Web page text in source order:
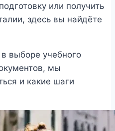
или получить
здесь вы найдёте
выборе учебного
мы
и какие шаги